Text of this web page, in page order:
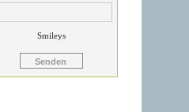
- 07:05
:-) Vorort nix
sehen !
Smileys